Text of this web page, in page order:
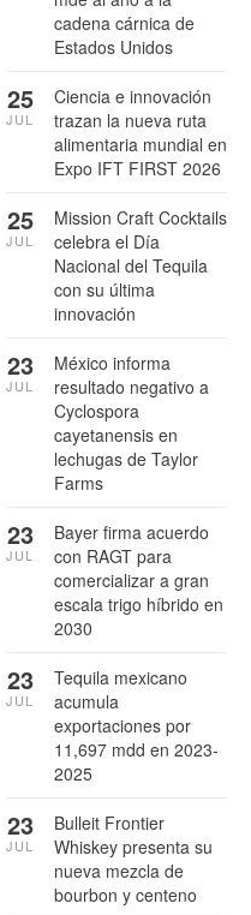
cadena cárnica de
Estados Unidos
Ciencia e innovación
trazan la nueva ruta
alimentaria mundial en
Expo IFT FIRST 2026
25
JUL
Mission Craft Cocktails
celebra el Día
Nacional del Tequila
con su última
innovación
25
JUL
México informa
resultado negativo a
Cyclospora
cayetanensis en
lechugas de Taylor
Farms
23
JUL
Bayer firma acuerdo
con RAGT para
comercializar a gran
escala trigo híbrido en
2030
23
JUL
Tequila mexicano
acumula
exportaciones por
11,697 mdd en 2023-
2025
23
JUL
Bulleit Frontier
Whiskey presenta su
nueva mezcla de
bourbon y centeno
23
JUL